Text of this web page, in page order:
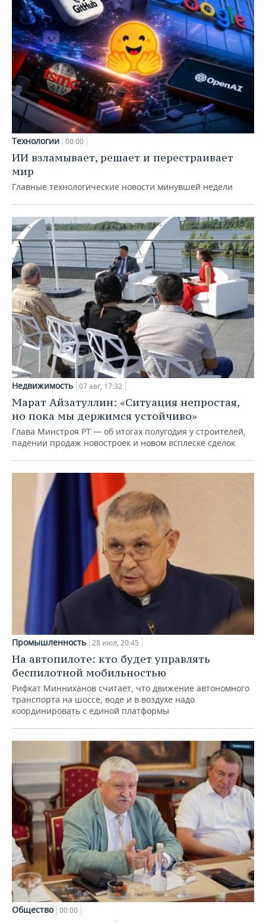
Технологии 00:00
ИИ взламывает, решает и перестраивает
мир
Главные технологические новости минувшей недели
Недвижимость 07 авг, 17:32
Марат Айзатуллин: «Ситуация непростая,
но пока мы держимся устойчиво»
Глава Минстроя РТ — об итогах полугодия у строителей,
падении продаж новостроек и новом всплеске сделок
Промышленность 28 июл, 20:45
На автопилоте: кто будет управлять
беспилотной мобильностью
Рифкат Минниханов считает, что движение автономного
транспорта на шоссе, воде и в воздухе надо
координировать с единой платформы
Общество 00:00